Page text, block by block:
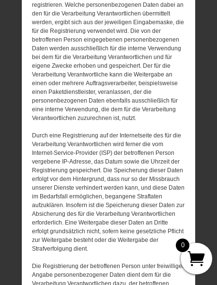
registrieren. Welche personenbezogenen Daten dabei an
den für die Verarbeitung Verantwortlichen übermittelt
werden, ergibt sich aus der jeweiligen Eingabemaske, die
für die Registrierung verwendet wird. Die von der
betroffenen Person eingegebenen personenbezogenen
Daten werden ausschließlich für die interne Verwendung
bei dem für die Verarbeitung Verantwortlichen und für
eigene Zwecke erhoben und gespeichert. Der für die
Verarbeitung Verantwortliche kann die Weitergabe an
einen oder mehrere Auftragsverarbeiter, beispielsweise
einen Paketdienstleister, veranlassen, der die
personenbezogenen Daten ebenfalls ausschließlich für
eine interne Verwendung, die dem für die Verarbeitung
Verantwortlichen zuzurechnen ist, nutzt.
Durch eine Registrierung auf der Internetseite des für die
Verarbeitung Verantwortlichen wird ferner die vom
Internet-Service-Provider (ISP) der betroffenen Person
vergebene IP-Adresse, das Datum sowie die Uhrzeit der
Registrierung gespeichert. Die Speicherung dieser Daten
erfolgt vor dem Hintergrund, dass nur so der Missbrauch
unserer Dienste verhindert werden kann, und diese Daten
im Bedarfsfall ermöglichen, begangene Straftaten
aufzuklären. Insofern ist die Speicherung dieser Daten zur
Absicherung des für die Verarbeitung Verantwortlichen
erforderlich. Eine Weitergabe dieser Daten an Dritte
erfolgt grundsätzlich nicht, sofern keine gesetzliche Pflicht
zur Weitergabe besteht oder die Weitergabe der
Strafverfolgung dient.
Die Registrierung der betroffenen Person unter freiwilliger
Angabe personenbezogener Daten dient dem für die
Verarbeitung Verantwortlichen dazu, der betroffenen
0